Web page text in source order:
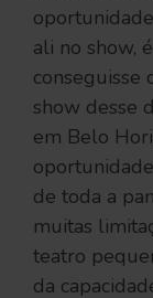
ali no show,
conseguisse
show desse
em Belo
de toda a
muitas
teatro
da